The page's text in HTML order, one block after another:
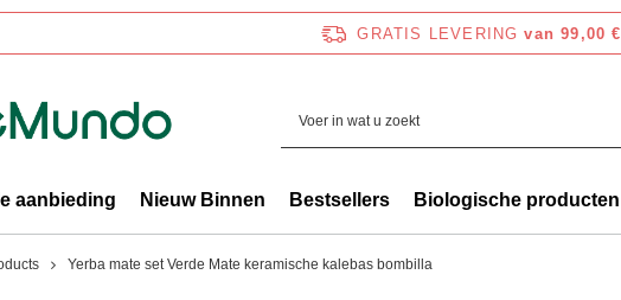
GRATIS LEVERING van 99,00 €
aanbieding Nieuw Binnen Bestsellers Biologische producten
Yerba mate set Verde Mate keramische kalebas bombilla